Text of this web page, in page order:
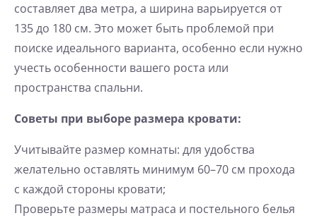
составляет два метра, а ширина варьируется от
135 до 180 см. Это может быть проблемой при
поиске идеального варианта, особенно если нужно
учесть особенности вашего роста или
пространства спальни.
Советы при выборе размера кровати:
Учитывайте размер комнаты: для удобства
желательно оставлять минимум 60–70 см прохода
с каждой стороны кровати;
Проверьте размеры матраса и постельного белья